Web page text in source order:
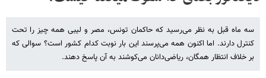
سه ماه قبل به نظر می‌رسید که حاکمان تونس، مصر و لیبی همه چیز را تحت
کنترل دارند. اما اکنون همه می‌پرسند این بار نوبت کدام کشور است؟ سوالی که
بر خلاف انتظار همگان، ریاضی‌دانان می‌کوشند به آن پاسخ دهند.